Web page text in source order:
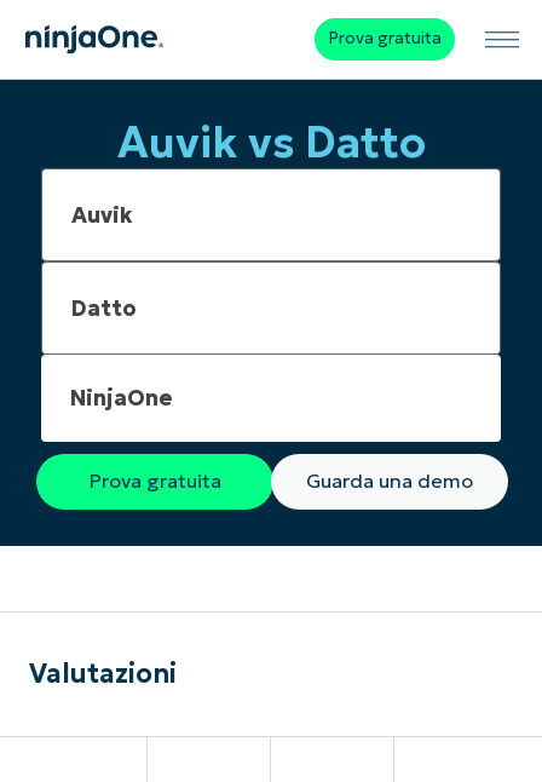
Prova gratuita
Auvik vs Datto
NinjaOne
Prova gratuita Guarda una demo
Valutazioni